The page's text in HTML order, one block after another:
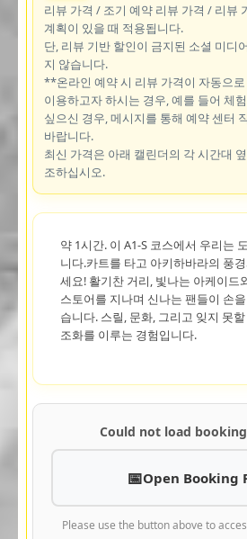
리뷰 가격 / 조기 예약 리뷰 가격 / 리뷰
계획이 있을 때 적용됩니다.
단, 리뷰 기반 할인이 금지된 소셜 미디
지 않습니다.
**온라인 예약 시 리뷰 가격이 자동으
이용하고자 하시는 경우, 예를 들어 체
싶으신 경우, 메시지를 통해 예약 센터
바랍니다.
최신 가격은 아래 캘린더의 각 시간대
조하십시오.
약 1시간. 이 A1-S 코스에서 우리는
니다.카트를 타고 아키하바라의 풍
세요! 활기찬 거리, 빛나는 아케이드
스토어를 지나며 신나는 팬들이 손
습니다. 스릴, 문화, 그리고 잊지 못
조화를 이루는 경험입니다.
Could not load
Open Booking
Please use the button above to